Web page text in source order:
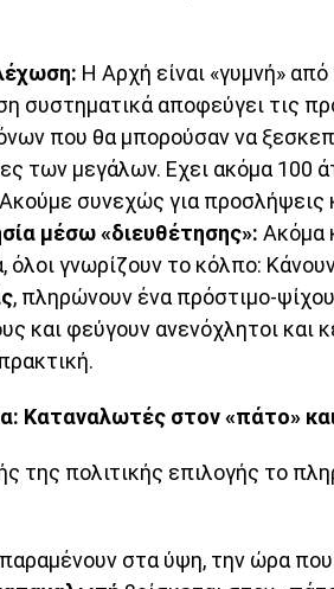
Η Αρχή είναι «γυμνή»
συστηματικά αποφεύγει τις
που θα μπορούσαν να
των μεγάλων. Εχει ακόμα 100
συνεχώς για προσλήψεις
μέσω «διευθέτησης»: Ακόμα
όλοι γνωρίζουν το κόλπο:
, πληρώνουν ένα πρόστιμο-
και φεύγουν ανενόχλητοι και
Καταναλωτές στον «πάτο»
της πολιτικής επιλογής το
παραμένουν στα ύψη, την ώρα